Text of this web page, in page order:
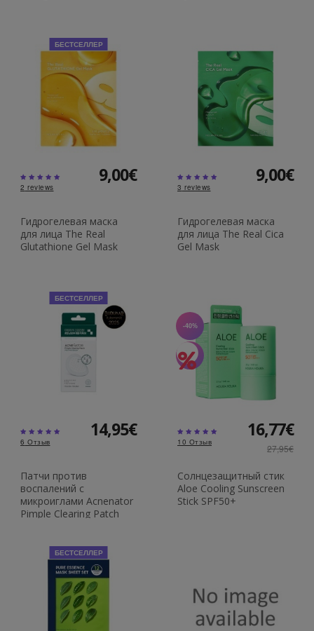
БЕСТСЕЛЛЕР
2 reviews
9,00€
Гидрогелевая маска
для лица The Real
Glutathione Gel Mask
3 reviews
9,00€
Гидрогелевая маска
для лица The Real Cica
Gel Mask
БЕСТСЕЛЛЕР
6 Отзыв
14,95€
Патчи против
воспалений с
микроиглами Acnenator
Pimple Clearing Patch
-40%
10 Отзыв
16,77€
27,95€
Солнцезащитный стик
Aloe Cooling Sunscreen
Stick SPF50+
БЕСТСЕЛЛЕР